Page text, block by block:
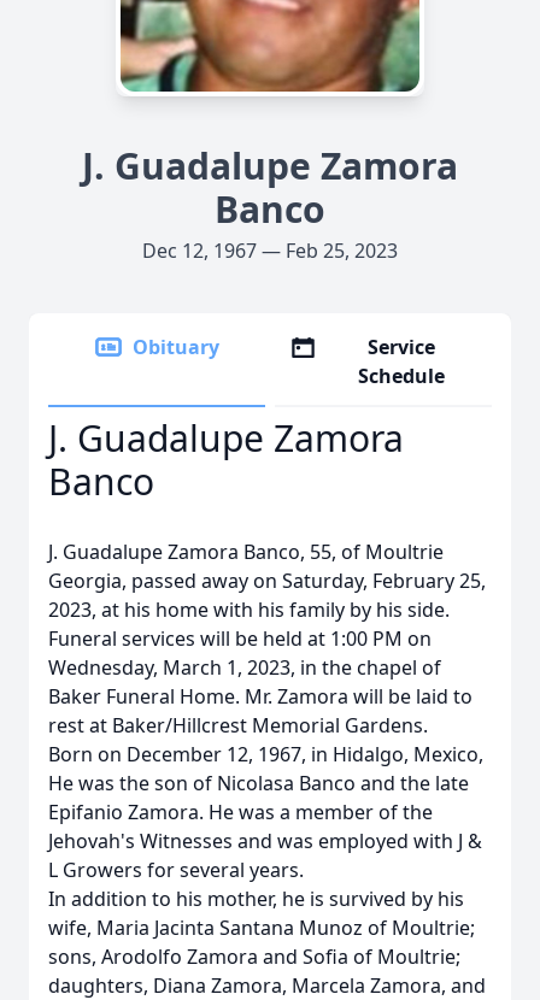
J. Guadalupe Zamora
Banco
Dec 12, 1967 — Feb 25, 2023
Obituary
Service
Schedule
J. Guadalupe Zamora
Banco
J. Guadalupe Zamora Banco, 55, of Moultrie
Georgia, passed away on Saturday, February 25,
2023, at his home with his family by his side.
Funeral services will be held at 1:00 PM on
Wednesday, March 1, 2023, in the chapel of
Baker Funeral Home. Mr. Zamora will be laid to
rest at Baker/Hillcrest Memorial Gardens.
Born on December 12, 1967, in Hidalgo, Mexico,
He was the son of Nicolasa Banco and the late
Epifanio Zamora. He was a member of the
Jehovah's Witnesses and was employed with J &
L Growers for several years.
In addition to his mother, he is survived by his
wife, Maria Jacinta Santana Munoz of Moultrie;
sons, Arodolfo Zamora and Sofia of Moultrie;
daughters, Diana Zamora, Marcela Zamora, and